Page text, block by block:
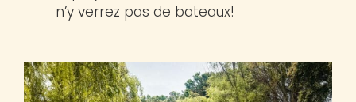
n’y verrez pas de bateaux!